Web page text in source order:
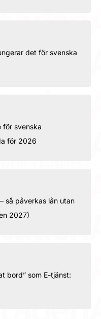
det för svenska
för svenska
för 2026
så påverkas lån utan
2027)
bord” som E-tjänst: